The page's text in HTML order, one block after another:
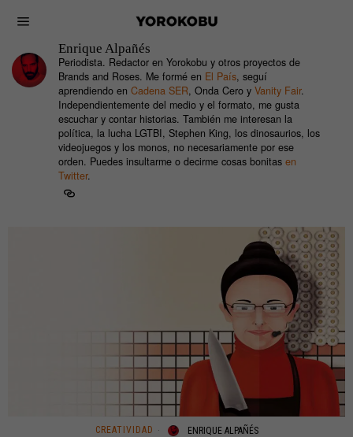
Enrique Alpañés
Periodista. Redactor en Yorokobu y otros proyectos de
Brands and Roses. Me formé en El País, seguí
aprendiendo en Cadena SER, Onda Cero y Vanity Fair.
Independientemente del medio y el formato, me gusta
escuchar y contar historias. También me interesan la
política, la lucha LGTBI, Stephen King, los dinosaurios, los
videojuegos y los monos, no necesariamente por ese
orden. Puedes insultarme o decirme cosas bonitas en
Twitter.
CREATIVIDAD ENRIQUE ALPAÑÉS